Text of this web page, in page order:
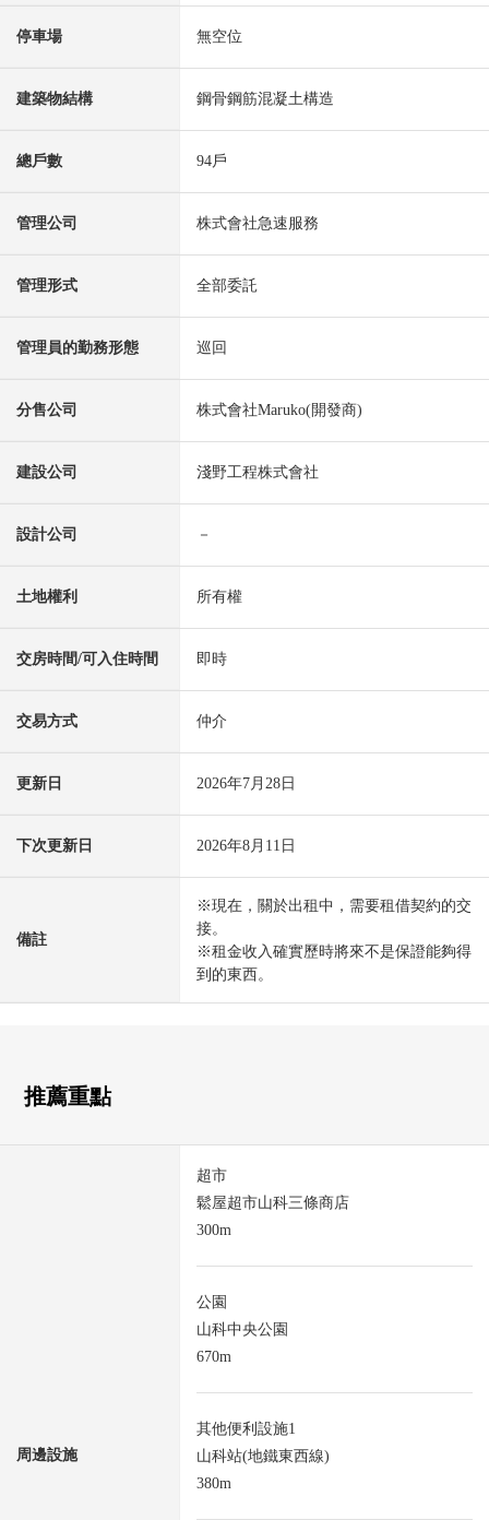
停車場 無空位
建築物結構 鋼骨鋼筋混凝土構造
總戶數 94戶
管理公司 株式會社急速服務
管理形式 全部委託
管理員的勤務形態 巡回
分售公司 株式會社Maruko(開發商)
建設公司 淺野工程株式會社
設計公司 －
土地權利 所有權
交房時間/可入住時間 即時
交易方式 仲介
更新日 2026年7月28日
下次更新日 2026年8月11日
備註
※現在，關於出租中，需要租借契約的交
接。
※租金收入確實歷時將來不是保證能夠得
到的東西。
推薦重點
周邊設施
超市
鬆屋超市山科三條商店
300m
公園
山科中央公園
670m
其他便利設施1
山科站(地鐵東西線)
380m